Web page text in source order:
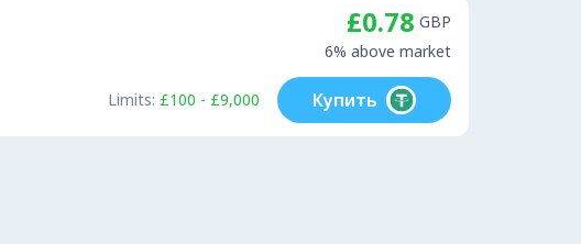
£0.78 GBP
6% above market
Limits: £100 - £9,000 Купить